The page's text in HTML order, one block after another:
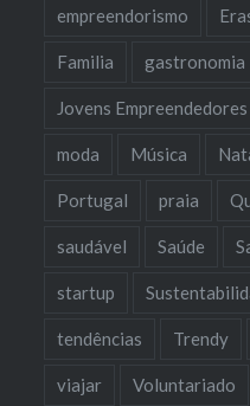
empreendorismo
Familia gastronomia
Jovens Empreendedores
moda Música
Portugal praia
saudável Saúde
startup
tendências Trendy
viajar Voluntariado